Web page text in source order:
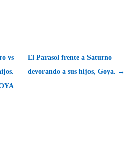
vs
El Parasol frente a Saturno
devorando a sus hijos, Goya. →